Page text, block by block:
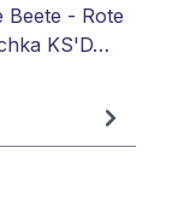
Beete - Rote
KS'D…